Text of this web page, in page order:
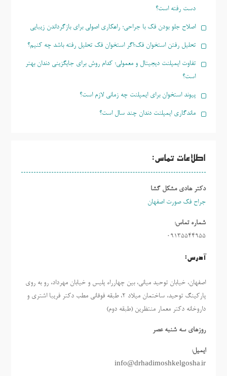
دست رفته است؟
اصلاح جلو بودن فک با جراحی؛ راهکاری اصولی برای بازگرداندن زیبایی
تحلیل رفتن استخوان فک؛اگر استخوان فک تحلیل رفته باشد چه کنیم؟
تفاوت ایمپلنت دیجیتال و معمولی؛ کدام روش برای جایگزینی دندان بهتر
است؟
پیوند استخوان برای ایمپلنت چه زمانی لازم است؟
ماندگاری ایمپلنت دندان چند سال است؟
اطلاعات تماس:
دکتر هادی مشکل گشا
جراح فک صورت اصفهان
شماره تماس:
09135544955
آدرس:
اصفهان، خیابان توحید میانی، بین چهارراه پلیس و خیابان مهرداد، رو به روی
پارکینگ توحید، ساختمان میلاد ٢، طبقه فوقانی مطب دکتر فریبا اشتری و
داروخانه دکتر معمار منتظرین (طبقه دوم)
روزهاي سه شنبه عصر
ایمیل:
info@drhadimoshkelgosha.ir